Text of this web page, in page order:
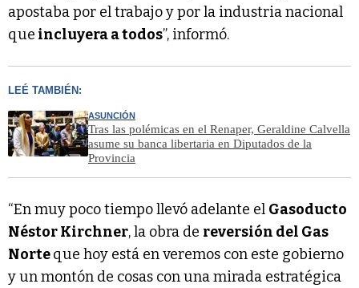
apostaba por el trabajo y por la industria nacional
que incluyera a todos”, informó.
LEÉ TAMBIÉN:
ASUNCIÓN
Tras las polémicas en el Renaper, Geraldine Calvella
asume su banca libertaria en Diputados de la
Provincia
“En muy poco tiempo llevó adelante el Gasoducto
Néstor Kirchner, la obra de reversión del Gas
Norteque hoy está en veremos con este gobierno
y un montón de cosas con una mirada estratégica